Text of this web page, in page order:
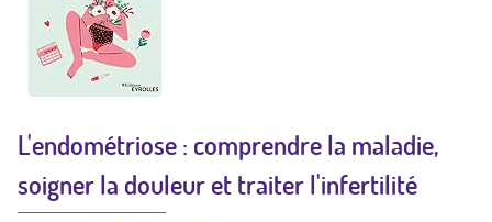
L'endométriose : comprendre la maladie,
soigner la douleur et traiter l'infertilité